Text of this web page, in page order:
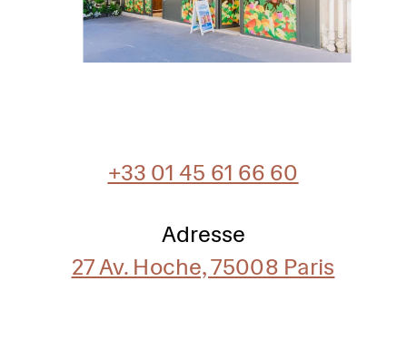
+33 01 45 61 66 60
Adresse
27 Av. Hoche, 75008 Paris